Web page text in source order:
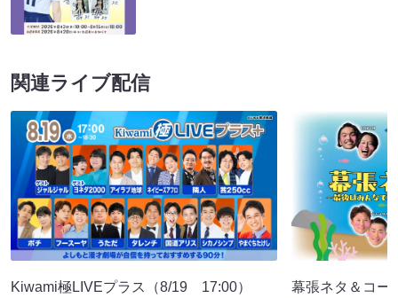
関連ライブ配信
Kiwami極LIVEプラス（8/19 17:00）
幕張ネタ＆コー